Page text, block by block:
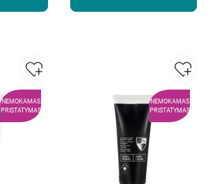
NEMOKAMAS
PRISTATYMAS
NEMOKAMAS
PRISTATYMAS